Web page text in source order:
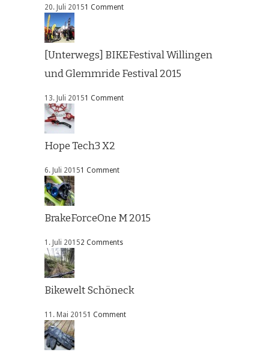
20. Juli 20151 Comment
[Unterwegs] BIKEFestival Willingen
und Glemmride Festival 2015
13. Juli 20151 Comment
Hope Tech3 X2
6. Juli 20151 Comment
BrakeForceOne M 2015
1. Juli 20152 Comments
Bikewelt Schöneck
11. Mai 20151 Comment